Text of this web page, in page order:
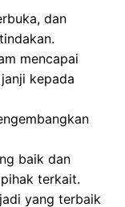
dan
mencapai
kepada
baik dan
terkait.
yang terbaik